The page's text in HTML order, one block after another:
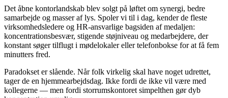
Det åbne kontorlandskab blev solgt på løftet om synergi, bedre
samarbejde og masser af lys. Spoler vi til i dag, kender de fleste
virksomhedsledere og HR-ansvarlige bagsiden af medaljen:
koncentrationsbesvær, stigende støjniveau og medarbejdere, der
konstant søger tilflugt i mødelokaler eller telefonbokse for at få fem
minutters fred.
Paradokset er slående. Når folk virkelig skal have noget udrettet,
tager de en hjemmearbejdsdag. Ikke fordi de ikke vil være med
kollegerne — men fordi storrumskontoret simpelthen gør dyb